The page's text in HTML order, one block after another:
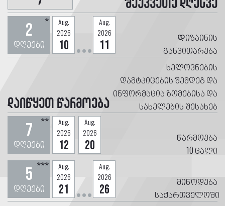
შეუკვეთე დღესვე
2
დღეები
*
Aug.
2026
10
Aug.
2026
11
Დიზაინის
განვითარება
დაიწყეთ წარმოება
ხელოვნების
დამტკიცების შემდეგ და
ინფორმაცია ზომებისა და
სახელების შესახებ
7
დღეები
**
Aug.
2026
12
Aug.
2026
20
წარმოება
10 ცალი
5
დღეები
***
Aug.
2026
21
Aug.
2026
26
მიწოდება
საქართველოში